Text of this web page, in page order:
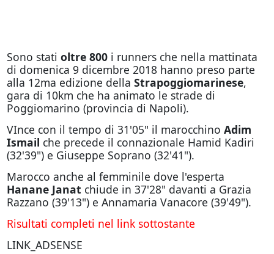
Sono stati oltre 800i runners che nella mattinata
di domenica 9 dicembre 2018 hanno preso parte
alla 12ma edizione della Strapoggiomarinese,
gara di 10km che ha animato le strade di
Poggiomarino (provincia di Napoli).
VInce con il tempo di 31'05" il marocchino Adim
Ismail che precede il connazionale Hamid Kadiri
(32'39") e Giuseppe Soprano (32'41").
Marocco anche al femminile dove l'esperta
Hanane Janat chiude in 37'28" davanti a Grazia
Razzano (39'13") e Annamaria Vanacore (39'49").
Risultati completi nel link sottostante
LINK_ADSENSE